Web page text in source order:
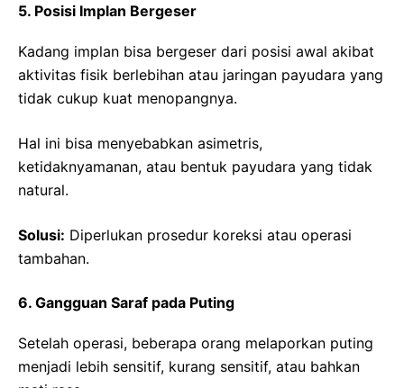
5. Posisi Implan Bergeser
Kadang implan bisa bergeser dari posisi awal akibat
aktivitas fisik berlebihan atau jaringan payudara yang
tidak cukup kuat menopangnya.
Hal ini bisa menyebabkan asimetris,
ketidaknyamanan, atau bentuk payudara yang tidak
natural.
Solusi: Diperlukan prosedur koreksi atau operasi
tambahan.
6. Gangguan Saraf pada Puting
Setelah operasi, beberapa orang melaporkan puting
menjadi lebih sensitif, kurang sensitif, atau bahkan